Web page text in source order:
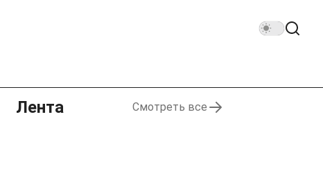
Лента Смотреть все